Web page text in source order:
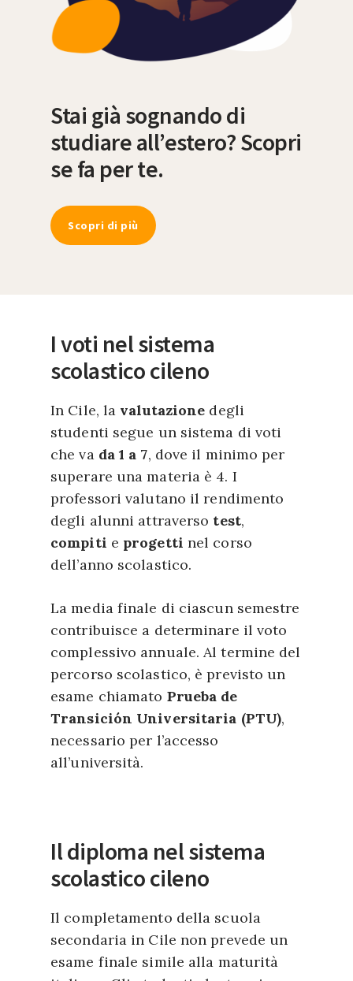
Stai già sognando di
studiare all’estero? Scopri
se fa per te.
Scopri di più
I voti nel sistema
scolastico cileno
In Cile, la valutazione degli
studenti segue un sistema di voti
che va da 1 a 7, dove il minimo per
superare una materia è 4. I
professori valutano il rendimento
degli alunni attraverso test,
compiti e progetti nel corso
dell’anno scolastico.
La media finale di ciascun semestre
contribuisce a determinare il voto
complessivo annuale. Al termine del
percorso scolastico, è previsto un
esame chiamato Prueba de
Transición Universitaria (PTU),
necessario per l’accesso
all’università.
Il diploma nel sistema
scolastico cileno
Il completamento della scuola
secondaria in Cile non prevede un
esame finale simile alla maturità